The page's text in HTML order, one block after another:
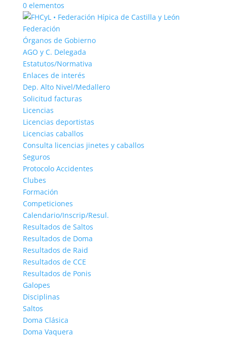
0 elementos
Federación
Órganos de Gobierno
AGO y C. Delegada
Estatutos/Normativa
Enlaces de interés
Dep. Alto Nivel/Medallero
Solicitud facturas
Licencias
Licencias deportistas
Licencias caballos
Consulta licencias jinetes y caballos
Seguros
Protocolo Accidentes
Clubes
Formación
Competiciones
Calendario/Inscrip/Resul.
Resultados de Saltos
Resultados de Doma
Resultados de Raid
Resultados de CCE
Resultados de Ponis
Galopes
Disciplinas
Saltos
Doma Clásica
Doma Vaquera